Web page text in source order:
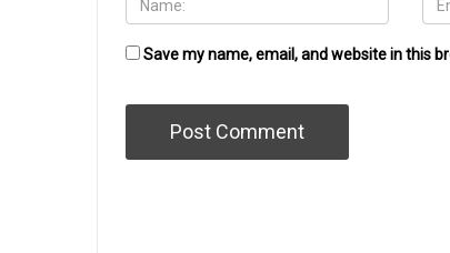
Save my name, email, and website in this